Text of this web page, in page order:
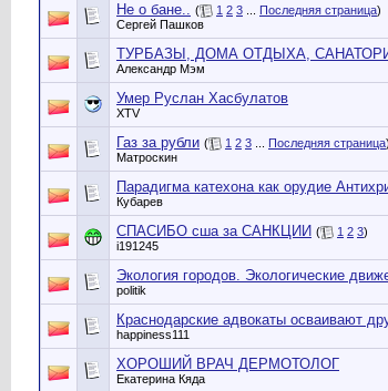
Не о бане.. ( 1 2 3 Последняя страница)
Сергей Пашков
ТУРБАЗЫ, ДОМА ОТДЫХА, САНАТОРИИ
Александр Мэм
Умер Руслан Хасбулатов
XTV
Газ за рубли ( 1 2 3 Последняя страница)
Матроскин
Парадигма катехона как орудие
Кубарев
СПАСИБО сша за САНКЦИИ ( 1 2 3)
i191245
Экология городов. Экологические
politik
Краснодарские адвокаты осваивают
happiness111
ХОРОШИЙ ВРАЧ ДЕРМОТОЛОГ
Екатерина Кяда